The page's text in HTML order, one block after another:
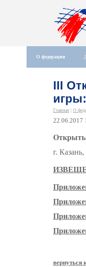
О федерации
III
Главная | О
22.06.2017
г.
вернуться